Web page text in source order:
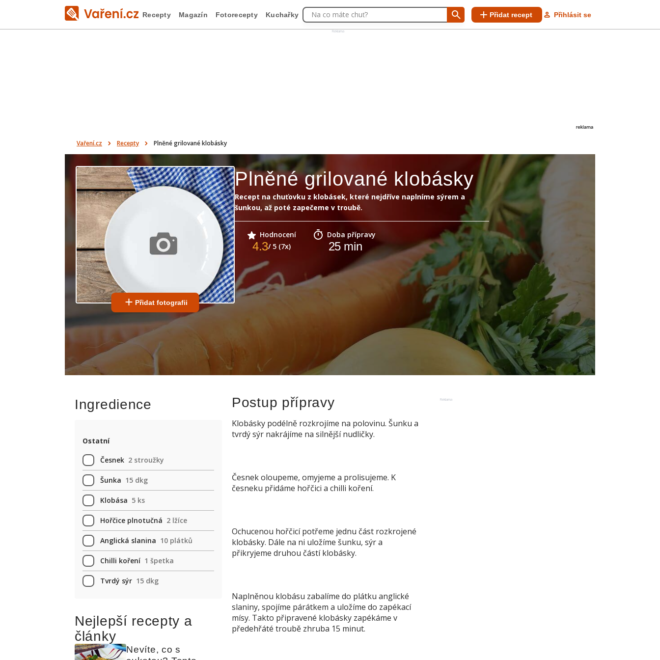
Reklama
Recepty Magazín Fotorecepty Kuchařky Na co máte chuť? Přidat recept Přihlásit se
Vaření.cz Recepty Plněné grilované klobásky
Přidat fotografii
Plněné grilované klobásky
Recept na chuťovku z klobásek, které nejdříve naplníme sýrem a
šunkou, až poté zapečeme v troubě.
Hodnocení
4.3/ 5 (7x)
Doba přípravy
25min
Reklama
Ingredience
Ostatní
Česnek 2 stroužky
Šunka 15 dkg
Klobása 5 ks
Hořčice plnotučná 2 lžíce
Anglická slanina 10 plátků
Chilli koření 1 špetka
Tvrdý sýr 15 dkg
Nejlepší recepty a
články
Nevíte, co s
Postup přípravy
Klobásky podélně rozkrojíme na polovinu. Šunku a
tvrdý sýr nakrájíme na silnější nudličky.
Česnek oloupeme, omyjeme a prolisujeme. K
česneku přidáme hořčici a chilli koření.
Ochucenou hořčicí potřeme jednu část rozkrojené
klobásky. Dále na ni uložíme šunku, sýr a
přikryjeme druhou částí klobásky.
Naplněnou klobásu zabalíme do plátku anglické
slaniny, spojíme párátkem a uložíme do zapékací
mísy. Takto připravené klobásky zapékáme v
předehřáté troubě zhruba 15 minut.